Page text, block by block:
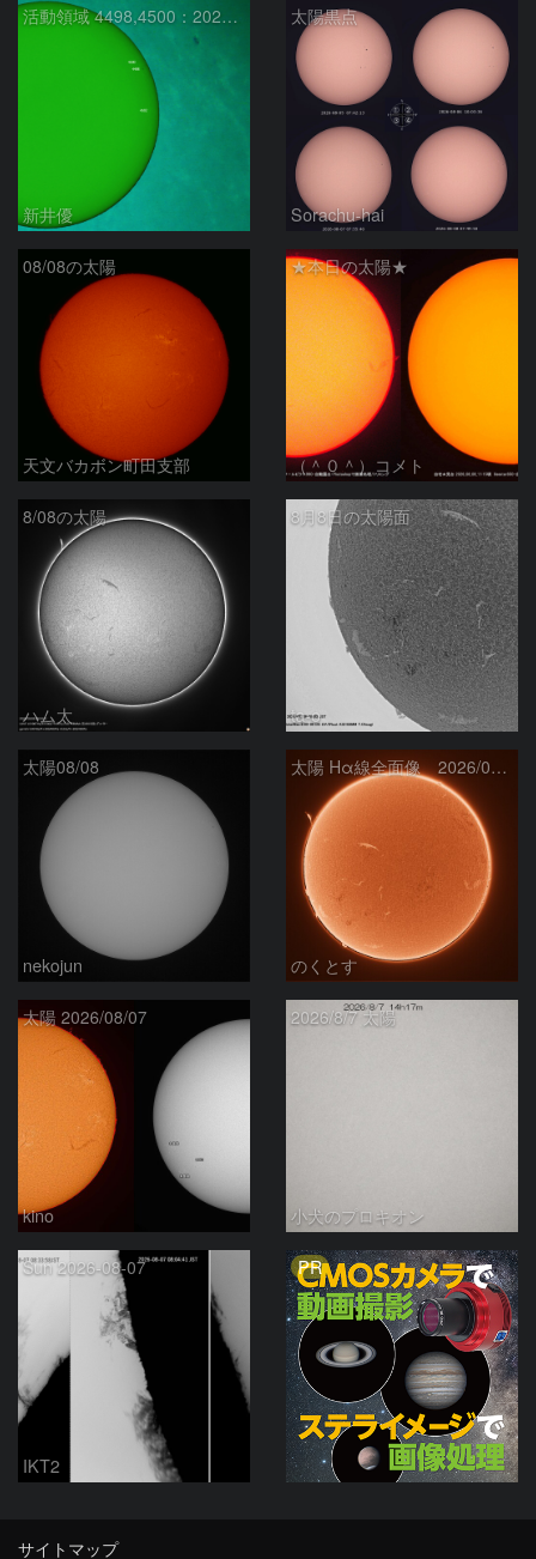
活動領域 4498,4500：2026/08/08
新井優
太陽黒点
Sorachu-hai
08/08の太陽
天文バカボン町田支部
★本日の太陽★
（＾０＾）コメト
8/08の太陽
ハム太
8月8日の太陽面
ta-o
太陽08/08
nekojun
太陽 Hα線全面像 2026/08/08
のくとす
太陽 2026/08/07
kino
2026/8/7 太陽
小犬のプロキオン
Sun 2026-08-07
IKT2
PR
サイトマップ